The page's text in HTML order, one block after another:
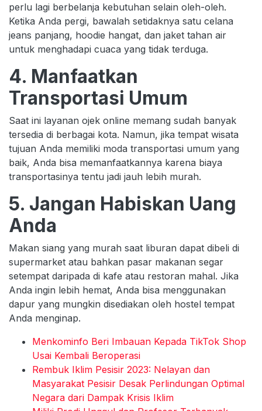
perlu lagi berbelanja kebutuhan selain oleh-oleh.
Ketika Anda pergi, bawalah setidaknya satu celana
jeans panjang, hoodie hangat, dan jaket tahan air
untuk menghadapi cuaca yang tidak terduga.
4. Manfaatkan
Transportasi Umum
Saat ini layanan ojek online memang sudah banyak
tersedia di berbagai kota. Namun, jika tempat wisata
tujuan Anda memiliki moda transportasi umum yang
baik, Anda bisa memanfaatkannya karena biaya
transportasinya tentu jadi jauh lebih murah.
5. Jangan Habiskan Uang
Anda
Makan siang yang murah saat liburan dapat dibeli di
supermarket atau bahkan pasar makanan segar
setempat daripada di kafe atau restoran mahal. Jika
Anda ingin lebih hemat, Anda bisa menggunakan
dapur yang mungkin disediakan oleh hostel tempat
Anda menginap.
Menkominfo Beri Imbauan Kepada TikTok Shop
Usai Kembali Beroperasi
Rembuk Iklim Pesisir 2023: Nelayan dan
Masyarakat Pesisir Desak Perlindungan Optimal
Negara dari Dampak Krisis Iklim